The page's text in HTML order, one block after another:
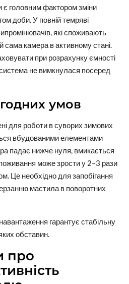
є головним фактором зміни
доби. У повній темряві
які споживають
й сама камера в активному стані.
при розрахунку ємності
не вимкнулася посеред
умов
для роботи в суворих зимових
вбудованими елементами
падає нижче нуля, вмикається
може зрости у 2–3 рази
Це необхідно для запобігання
мастила в поворотних
гарантує стабільну
обставин.
про